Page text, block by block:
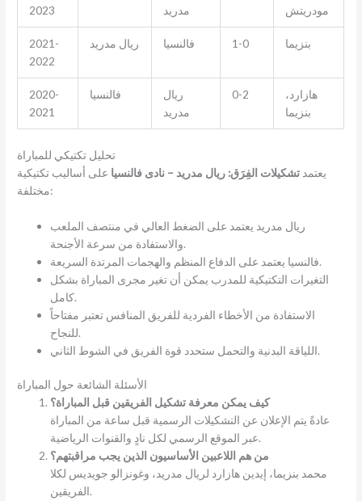
2023
مدريد
مودريتش
2021-
2022
ريال مدريد فالنسيا 1-0 بنزيما
2020-
2021
فالنسيا
ريال
مدريد
0-2
هازارد،
بنزيما
تحليل تكتيكي للمباراة
يعتمد تشكيلات الفِرَق: ريال مدريد – نادى فالنسيا على أساليب تكتيكية
مختلفة:
ريال مدريد يعتمد على الضغط العالي في منتصف الملعب
والاستفادة من سرعة الأجنحة.
فالنسيا يعتمد على الدفاع المنظم والهجمات المرتدة السريعة.
التغيرات التكتيكية للمدرب يمكن أن تغير مجرى المباراة بشكل
كامل.
الاستفادة من الأخطاء الفردية للفريق المنافس تعتبر مفتاحاً
للنجاح.
اللياقة البدنية والتحمل ستحدد قوة الفريق في الشوط الثاني.
الأسئلة الشائعة حول المباراة
كيف يمكن معرفة تشكيل الفريقين قبل المباراة؟
عادةً يتم الإعلان عن التشكيلات الرسمية قبل ساعة من المباراة
عبر الموقع الرسمي لكل نادٍ والقنوات الرياضية.
من هم اللاعبين الأساسيون الذين يجب مراقبتهم؟
محمد بنزيما، إيدين هازارد لريال مدريد، وغونزالو جويديس لكلا
الفريقين.